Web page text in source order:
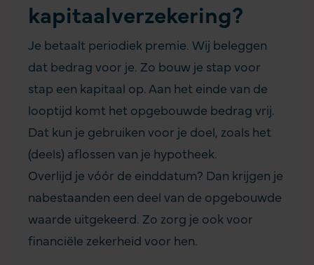
kapitaalverzekering?
Je betaalt periodiek premie. Wij beleggen
dat bedrag voor je. Zo bouw je stap voor
stap een kapitaal op. Aan het einde van de
looptijd komt het opgebouwde bedrag vrij.
Dat kun je gebruiken voor je doel, zoals het
(deels) aflossen van je hypotheek.
Overlijd je vóór de einddatum? Dan krijgen je
nabestaanden een deel van de opgebouwde
waarde uitgekeerd. Zo zorg je ook voor
financiële zekerheid voor hen.